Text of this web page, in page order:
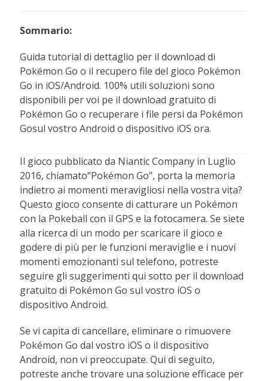
Sommario:
Guida tutorial di dettaglio per il download di
Pokémon Go o il recupero file del gioco Pokémon
Go in iOS/Android. 100% utili soluzioni sono
disponibili per voi pe il download gratuito di
Pokémon Go o recuperare i file persi da Pokémon
Gosul vostro Android o dispositivo iOS ora.
Il gioco pubblicato da Niantic Company in Luglio
2016, chiamato“Pokémon Go”, porta la memoria
indietro ai momenti meravigliosi nella vostra vita?
Questo gioco consente di catturare un Pokémon
con la Pokeball con il GPS e la fotocamera. Se siete
alla ricerca di un modo per scaricare il gioco e
godere di più per le funzioni meraviglie e i nuovi
momenti emozionanti sul telefono, potreste
seguire gli suggerimenti qui sotto per il download
gratuito di Pokémon Go sul vostro iOS o
dispositivo Android.
Se vi capita di cancellare, eliminare o rimuovere
Pokémon Go dal vostro iOS o il dispositivo
Android, non vi preoccupate. Qui di seguito,
potreste anche trovare una soluzione efficace per